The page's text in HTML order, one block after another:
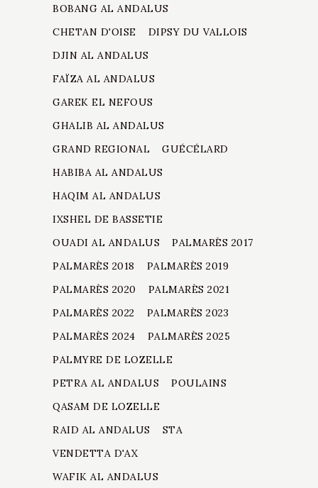
BOBANG AL ANDALUS
CHETAN D'OISE
DIPSY DU VALLOIS
DJIN AL ANDALUS
FAÏZA AL ANDALUS
GAREK EL NEFOUS
GHALIB AL ANDALUS
GRAND REGIONAL
GUÉCÉLARD
HABIBA AL ANDALUS
HAQIM AL ANDALUS
IXSHEL DE BASSETIE
OUADI AL ANDALUS
PALMARÈS 2017
PALMARÈS 2018
PALMARÈS 2019
PALMARÈS 2020
PALMARÈS 2021
PALMARÈS 2022
PALMARÈS 2023
PALMARÈS 2024
PALMARÈS 2025
PALMYRE DE LOZELLE
PETRA AL ANDALUS
POULAINS
QASAM DE LOZELLE
RAID AL ANDALUS
STA
VENDETTA D'AX
WAFIK AL ANDALUS